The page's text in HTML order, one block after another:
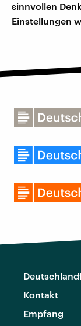
sinnvollen
Einstellungen
Kontakt
Empfang